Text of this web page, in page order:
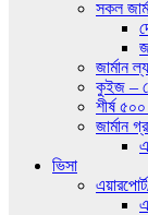
সকল
জার্মান
কুইজ –
শীর্ষ
জার্মান
ভিসা